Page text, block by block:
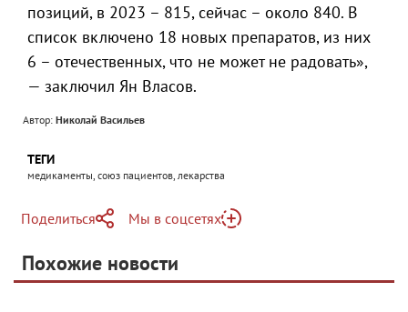
позиций, в 2023 – 815, сейчас – около 840. В
список включено 18 новых препаратов, из них
6 – отечественных, что не может не радовать»,
— заключил Ян Власов.
Автор: Николай Васильев
ТЕГИ
медикаменты, союз пациентов, лекарства
Поделиться
Telegram
Мы в соцсетях
Яндекс Дзен
Похожие новости